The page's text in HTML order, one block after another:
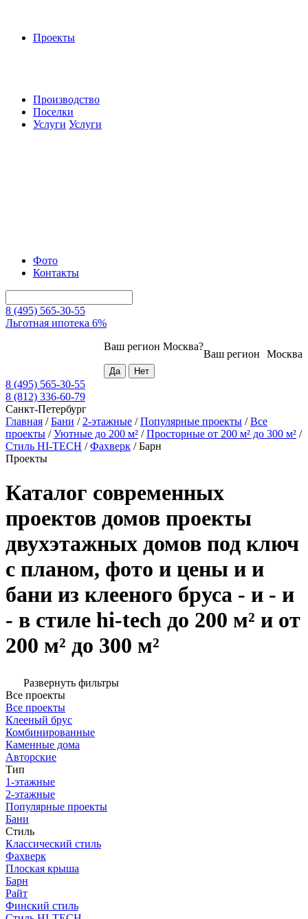
Проекты
Производство
Поселки
Услуги Услуги
Фото
Контакты
8 (495) 565-30-55
Льготная ипотека 6%
Москва
Ваш регион
Ваш регион Москва?
8 (495) 565-30-55
8 (812) 336-60-79
Санкт-Петербург
Главная /Бани / 2-этажные /Популярные проекты /Все
проекты /Уютные до 200 м² /Просторные от 200 м² до 300 м² /
Стиль HI-TECH /Фахверк /Барн
Проекты
Каталог современных
проектов домов проекты
двухэтажных домов под ключ
с планом, фото и цены и и
бани из клееного бруса - и - и
- в стиле hi-tech до 200 м² и от
200 м² до 300 м²
Развернуть фильтры
Все проекты
Все проекты
Клееный брус
Комбинированные
Каменные дома
Авторские
Тип
1-этажные
2-этажные
Популярные проекты
Бани
Стиль
Классический стиль
Фахверк
Плоская крыша
Барн
Райт
Финский стиль